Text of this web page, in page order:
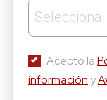
Apellido *
Selecciona
Acepto la
informacióny